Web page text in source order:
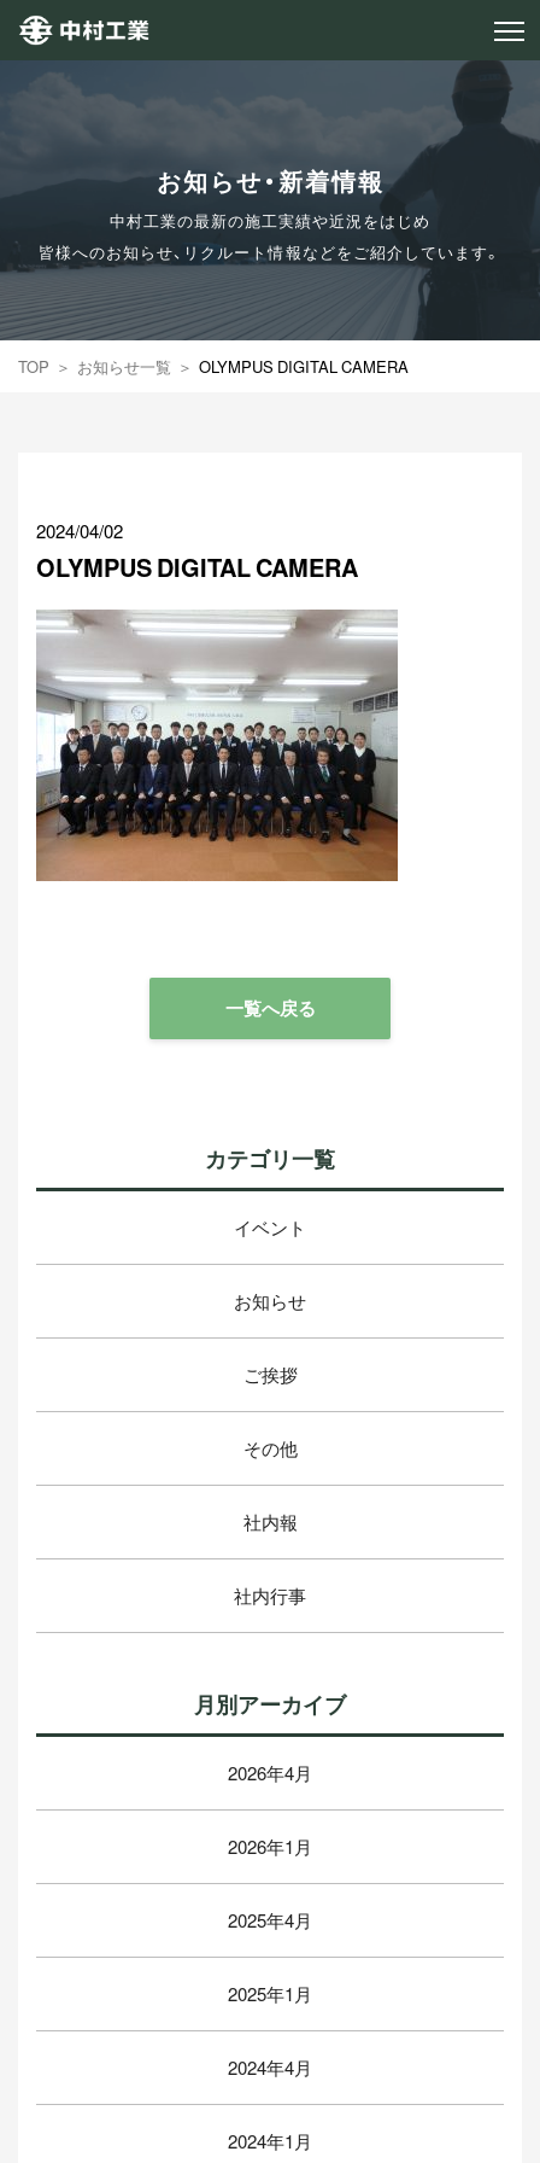
お知らせ・新着情報
中村工業の最新の施工実績や近況をはじめ
皆様へのお知らせ、リクルート情報などをご紹介しています。
TOP お知らせ一覧 OLYMPUS DIGITAL CAMERA
2024/04/02
OLYMPUS DIGITAL CAMERA
一覧へ戻る
カテゴリ一覧
イベント
お知らせ
ご挨拶
その他
社内報
社内行事
月別アーカイブ
2026年4月
2026年1月
2025年4月
2025年1月
2024年4月
2024年1月